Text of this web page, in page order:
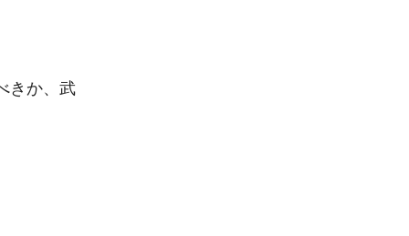
きか、武